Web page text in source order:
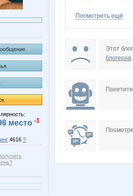
место -1
4616 ?
Chad
Faivish
Посмотреть ещё
Этот
блогеров.